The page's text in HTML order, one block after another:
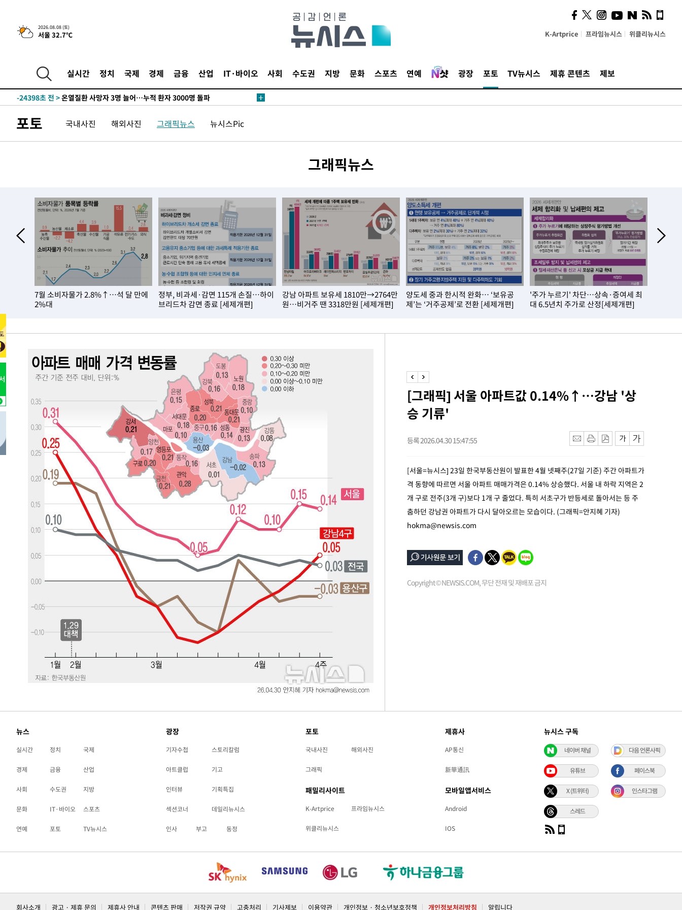
2026.08.08 (토)
서울 32.7℃ K-Artprice 프라임뉴시스 위클리뉴시스
실시간 정치 국제 경제 금융 산업 IT·바이오 사회 수도권 지방 문화 스포츠 연예 광장 포토 TV뉴시스 제휴 콘텐츠 제보
4시간 전 >[속보]뉴욕증시 상승 마감…S&P 0.6% 나스닥 1.3%↑
-25647초 전 >
[속보]이강인 "감독님이 원하는 마음 느꼈고, 많은 트로피 원해 아
틀레티코 이적"
-25429초 전 >
-24398초 전 >온열질환 사망자 3명 늘어…누적 환자 3000명 돌파
-14450초 전 >
백운산서 80년근 천종산삼 9뿌리 발견…감정가 1.3억원
-12160초 전 >선재도서 해루질 나섰다 실종 60대, 닷새 만에 숨진 채 발견
주 날씨]
-2315초 전 >축구협회 "압수수색·성접대 논란 사과…쇄신의 기회로 삼겠다"
-832초 전 >[속보]'압수수색·성접대 논란' 축구협회 "실망과 걱정 안겨드려 죄송"
2시간 전 > '최고 37도' 폭염 지속…강원동해안 최대 150㎜ 비
4시간 전 >[속보]뉴욕증시 상승 마감…S&P 0.6% 나스닥 1.3%↑
-26377초 전 >낮 최고 35도 '무더위'…동해안 시간당 30㎜ '강한 비'[내일날씨]
-25647초 전 >
[속보]이강인 "감독님이 원하는 마음 느꼈고, 많은 트로피 원해 아
틀레티코 이적"
-25429초 전 > 수도권 40도 육박 '펄펄'…동해안 일부 지역엔 호의주의보
-24398초 전 >온열질환 사망자 3명 늘어…누적 환자 3000명 돌파
-18343초 전 >
강릉에 시간당 81.4㎜ 물폭탄…도로 잠기고 담벼락 붕괴
-9694초 전 > 남자 농구, 나고야 아시안게임서 '홈팀' 일본과 한일전
-9070초 전 >여수 오동도 해상서 모터보트 전복…1명 사망·1명 실종
-5297초 전 >극한폭염 한풀 꺾이지만…'낮 최고 35도' 무더위, 열대야 계속[다음
-2315초 전 >
축구협회 "압수수색·성접대 논란 사과…쇄신의 기회로 삼겠다"
-832초 전 >[속보]'압수수색·성접대 논란' 축구협회 "실망과 걱정 안겨드려 죄송"
2시간 전 >'최고 37도' 폭염 지속…강원동해안 최대 150㎜ 비
4시간 전 >[속보]뉴욕증시 상승 마감…S&P 0.6% 나스닥 1.3%↑
포토 국내사진 해외사진 그래픽뉴스 뉴시스Pic
그래픽뉴스
7월 소비자물가 2.8%↑…석 달 만에
2%대
정부, 비과세·감면 115개 손질…하이
브리드차 감면 종료 [세제개편]
강남 아파트 보유세 1810만→2764만
원…비거주 땐 3318만원 [세제개편]
양도세 중과 한시적 완화… ‘보유공
제’는 ‘거주공제’로 전환 [세제개편]
'주가 누르기' 차단…상속·증여세 최
대 6.5년치 주가로 산정[세제개편]
[그래픽] 서울 아파트값 0.14%↑…강남 '상
승 기류'
등록 2026.04.30 15:47:55
[서울=뉴시스] 23일 한국부동산원이 발표한 4월 넷째주(27일 기준) 주간 아파트가
격 동향에 따르면 서울 아파트 매매가격은 0.14% 상승했다. 서울 내 하락 지역은 2
개 구로 전주(3개 구)보다 1개 구 줄었다. 특히 서초구가 반등세로 돌아서는 등 주
춤하던 강남권 아파트가 다시 달아오르는 모습이다. (그래픽=안지혜 기자)
hokma@newsis.com
Copyright © NEWSIS.COM, 무단 전재 및 재배포 금지
뉴스
실시간 정치 국제
경제 금융 산업
사회 수도권 지방
문화 IT·바이오 스포츠
연예 포토 TV뉴시스
광장
기자수첩 스토리칼럼
아트클럽 기고
인터뷰 기획특집
섹션코너 데일리뉴시스
인사 부고 동정
포토
국내사진 해외사진
그래픽
패밀리사이트
K-Artprice 프라임뉴시스
위클리뉴시스
제휴사
AP통신
新華通訊
모바일앱서비스
Android
IOS
뉴시스 구독
네이버 채널 다음 언론사픽
유튜브 페이스북
X (트위터) 인스타그램
스레드
회사소개 광고 · 제휴 문의 제휴사 안내 콘텐츠 판매 저작권 규약 고충처리 기사제보 이용약관 개인정보 · 청소년보호정책 개인정보처리방침 알립니다